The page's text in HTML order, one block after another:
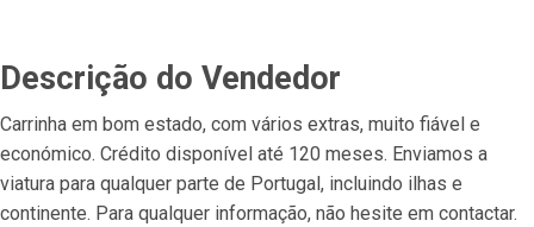
Descrição do Vendedor
Carrinha em bom estado, com vários extras, muito fiável e
económico. Crédito disponível até 120 meses. Enviamos a
viatura para qualquer parte de Portugal, incluindo ilhas e
continente. Para qualquer informação, não hesite em contactar.